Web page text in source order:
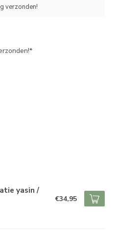
verzonden!
yasin /
€34,95